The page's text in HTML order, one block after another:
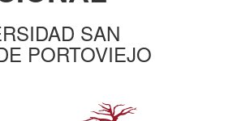
SAN
PORTOVIEJO